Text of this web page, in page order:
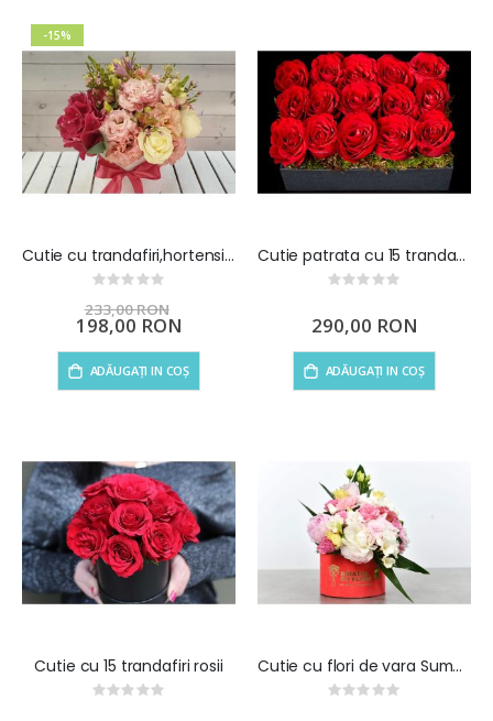
-15%
Cutie cu trandafiri,hortensie si lisianthus
Rating:
233,00 RON
Preț
special
198,00 RON
ADĂUGAȚI IN COȘ
Cutie patrata cu 15 trandafiri rosii
Rating:
290,00 RON
ADĂUGAȚI IN COȘ
Cutie cu 15 trandafiri rosii
Rating:
Cutie cu flori de vara Summer in a Box
Rating: